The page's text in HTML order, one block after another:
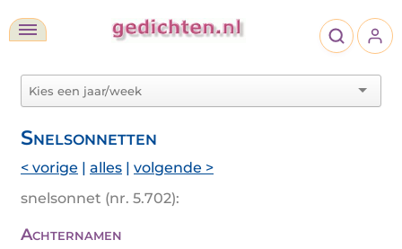
Snelsonnetten
< vorige | alles | volgende >
snelsonnet (nr. 5.702):
Achternamen